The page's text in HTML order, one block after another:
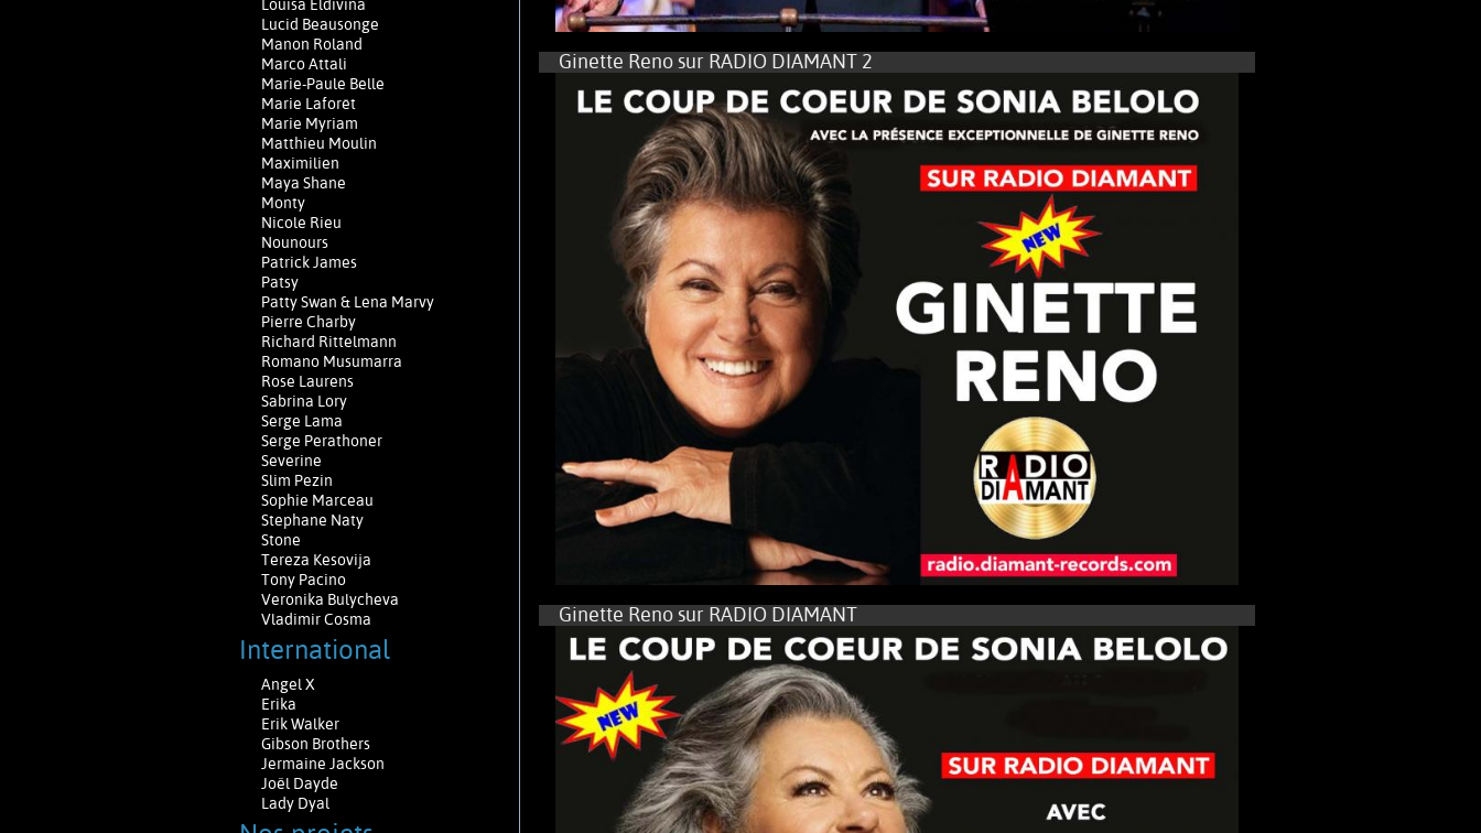
Louisa Eldivina
Lucid Beausonge
Manon Roland
Marco Attali
Marie-Paule Belle
Marie Laforêt
Marie Myriam
Matthieu Moulin
Maximilien
Maya Shane
Monty
Nicole Rieu
Nounours
Patrick James
Patsy
Patty Swan & Lena Marvy
Pierre Charby
Richard Rittelmann
Romano Musumarra
Rose Laurens
Sabrina Lory
Serge Lama
Serge Perathoner
Severine
Slim Pezin
Sophie Marceau
Stephane Naty
Stone
Tereza Kesovija
Tony Pacino
Veronika Bulycheva
Vladimir Cosma
International
Angel X
Erika
Erik Walker
Gibson Brothers
Jermaine Jackson
Joël Dayde
Lady Dyal
Ginette Reno sur RADIO DIAMANT 2
Ginette Reno sur RADIO DIAMANT